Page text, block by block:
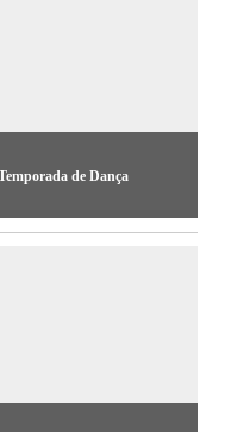
de Dança
Sacchelli na 1ª